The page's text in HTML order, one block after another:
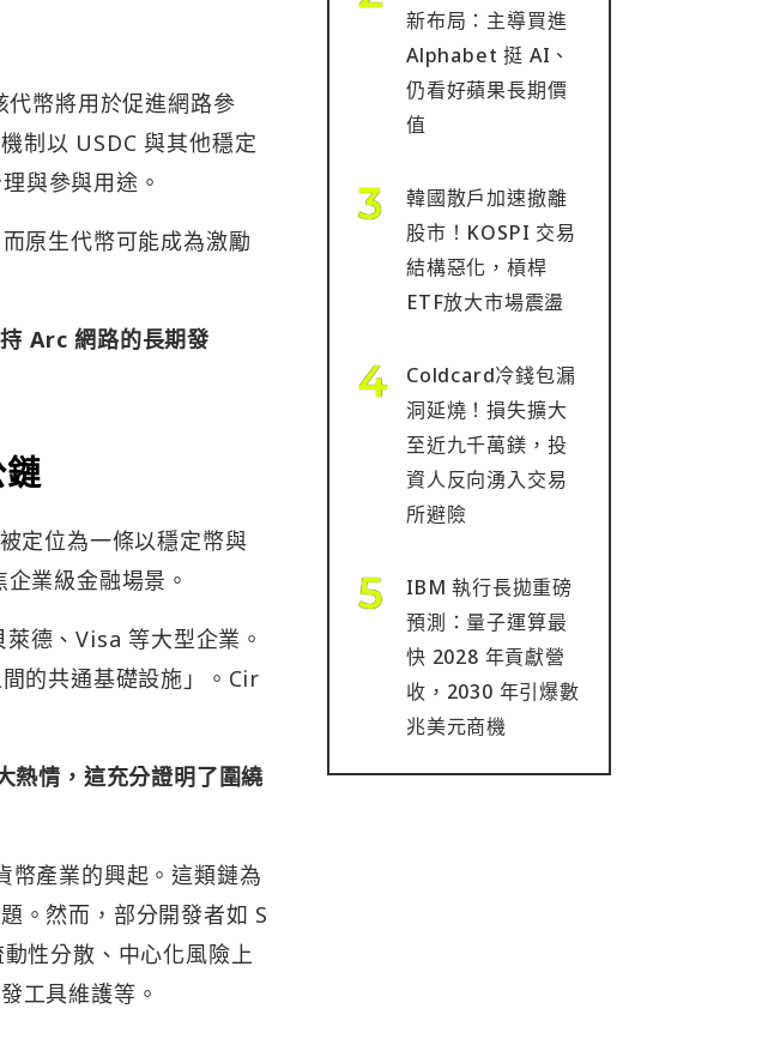
幣將用於促進網路參
制以 USDC 與其他穩定
與參與用途。
原生代幣可能成為激勵
Arc 網路的長期發
定位為一條以穩定幣與
業級金融場景。
德、Visa 等大型企業。
的共通基礎設施」。Cir
熱情，這充分證明了圍繞
產業的興起。這類鏈為
。然而，部分開發者如 S
性分散、中心化風險上
工具維護等。
新布局：主導買進
Alphabet 挺 AI、
仍看好蘋果長期價
值
韓國散戶加速撤離
股市！KOSPI 交易
結構惡化，槓桿
ETF放大市場震盪
Coldcard冷錢包漏
洞延燒！損失擴大
至近九千萬鎂，投
資人反向湧入交易
所避險
IBM 執行長拋重磅
預測：量子運算最
快 2028 年貢獻營
收，2030 年引爆數
兆美元商機